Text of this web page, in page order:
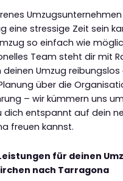
eine stressige Zeit sein
so einfach wie
Team steht dir mit
deinen Umzug reibungslos
über die
– wir kümmern uns
entspannt auf dein
freuen kannst.
für deinen
nach Tarragona